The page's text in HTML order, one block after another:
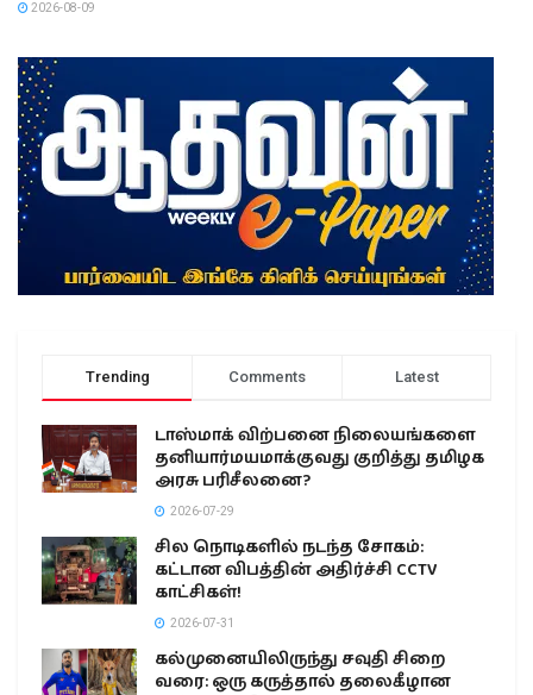
2026-08-09
Trending Comments Latest
டாஸ்மாக் விற்பனை நிலையங்களை
தனியார்மயமாக்குவது குறித்து தமிழக
அரசு பரிசீலனை?
2026-07-29
சில நொடிகளில் நடந்த சோகம்:
கட்டான விபத்தின் அதிர்ச்சி CCTV
காட்சிகள்!
2026-07-31
கல்முனையிலிருந்து சவுதி சிறை
வரை: ஒரு கருத்தால் தலைகீழான